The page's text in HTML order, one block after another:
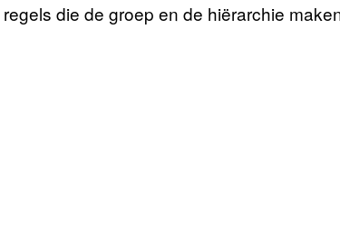
die de groep en de hiërarchie